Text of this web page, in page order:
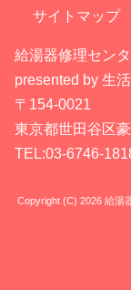
サイトマップ
給湯器修理セン
presented by 生
〒154-0021
東京都世田谷区
TEL:03-6746-
Copyright (C) 2026 給湯